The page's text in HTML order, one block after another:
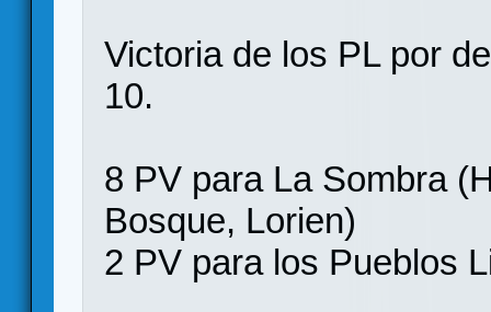
Victoria de los PL por
10.
8 PV para La Sombra
Bosque, Lorien)
2 PV para los Pueblos